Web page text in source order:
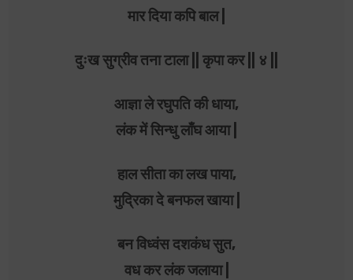
मार दिया कपि बाल |
दुःख सुग्रीव तना टाला || कृपा कर || ४ ||
आज्ञा ले रघुपति की धाया,
लंक में सिन्धु लाँघ आया |
हाल सीता का लख पाया,
मुद्रिका दे बनफल खाया |
बन विध्वंस दशकंध सुत,
वध कर लंक जलाया |